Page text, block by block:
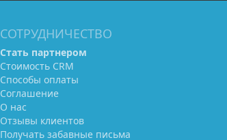
СОТРУДНИЧЕСТВО
Стать партнером
Стоимость CRM
Способы оплаты
Соглашение
О нас
Отзывы клиентов
Получать забавные письма